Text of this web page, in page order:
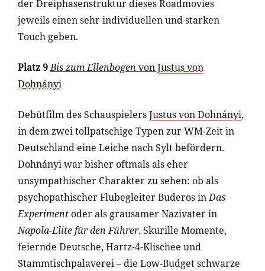
der Dreiphasenstruktur dieses Roadmovies
jeweils einen sehr individuellen und starken
Touch geben.
Platz 9Bis zum Ellenbogen vonJustus von
Dohnányi
Debütfilm des SchauspielersJustus von Dohnányi,
in dem zwei tollpatschige Typen zur WM-Zeit in
Deutschland eine Leiche nach Sylt befördern.
Dohnányi war bisher oftmals als eher
unsympathischer Charakter zu sehen: ob als
psychopathischer Flubegleiter Buderos inDas
Experiment oder als grausamer Nazivater in
Napola-Elite für den Führer. Skurille Momente,
feiernde Deutsche, Hartz-4-Klischee und
Stammtischpalaverei – die Low-Budget schwarze